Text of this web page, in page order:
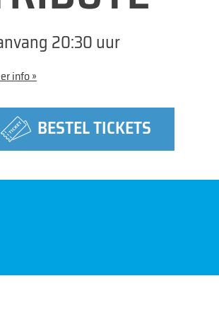
20:30 uur
info »
BESTEL TICKETS
20:30 uur
info »
BESTEL TICKETS